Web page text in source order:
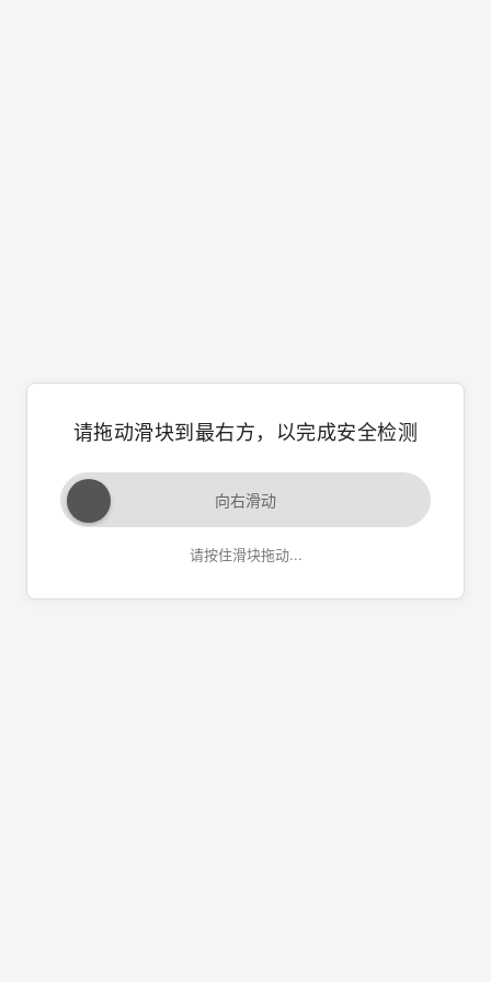
请拖动滑块到最右方，以完成安全检测
向右滑动
请按住滑块拖动...